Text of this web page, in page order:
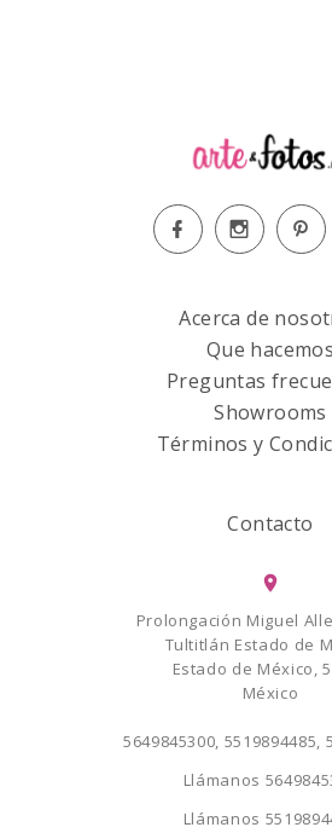
Acerca de
Que hacemos
Preguntas
Showrooms
Términos y
Contacto
Prolongación Miguel
Tultitlán Estado de
Estado de México,
México
5649845300, 5519894485,
Llámanos
Llámanos